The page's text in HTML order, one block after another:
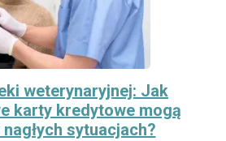
weterynaryjnej: Jak
karty kredytowe mogą
sytuacjach?